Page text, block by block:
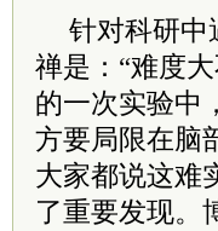
针对科研中
禅是：“难度
的一次实验中
方要局限在脑
大家都说这难
了重要发现。